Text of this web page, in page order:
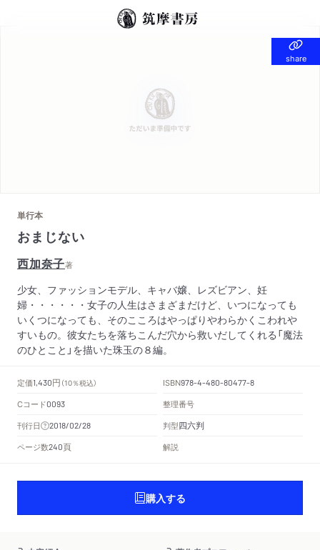
share
share
単行本
おまじない
西加奈子著
少女、ファッションモデル、キャバ嬢、レズビアン、妊
婦・・・・・・女子の人生はさまざまだけど、いつになっても
いくつになっても、そのこころはやっぱりやわらかくこわれや
すいもの。彼女たちを落ちこんだ穴から救いだしてくれる「魔法
のひとこと」を描いた珠玉の８編。
定価1,430円 （10％税込） ISBN978-4-480-80477-8
Cコード0093
整理番号
刊行日
2018/02/28 判型四六判
ページ数240頁 解説
購入する